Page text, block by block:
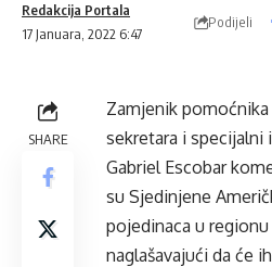
17 Januara, 2022 6:47
Redakcija Portala
Podijeli
SHARE
Zamjenik
sekretara i specijalni
Gabriel Escobar
su Sjedinjene
pojedinaca u
naglašavajući da će